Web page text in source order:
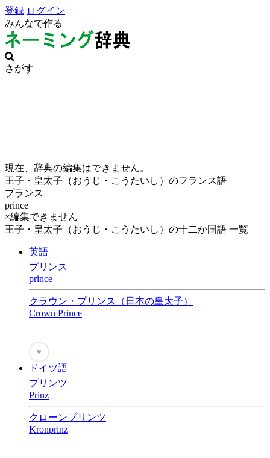
登録 ログイン
みんなで作る
さがす
現在、辞典の編集はできません。
王子・皇太子（おうじ・こうたいし）のフランス語
プランス
prince
×編集できません
王子・皇太子（おうじ・こうたいし）の十二か国語 一覧
英語
プリンス
prince
クラウン・プリンス（日本の皇太子）
Crown Prince
♥
ドイツ語
プリンツ
Prinz
クローンプリンツ
Kronprinz